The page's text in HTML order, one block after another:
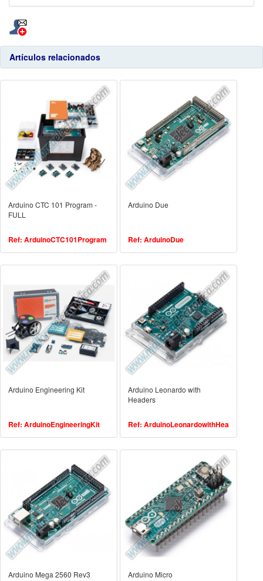
Artículos relacionados
Arduino CTC 101 Program -
FULL
Ref: ArduinoCTC101Program
Arduino Due
Ref: ArduinoDue
Arduino Engineering Kit
Ref: ArduinoEngineeringKit
Arduino Leonardo with
Headers
Ref: ArduinoLeonardowithHea
Arduino Mega 2560 Rev3 Arduino Micro